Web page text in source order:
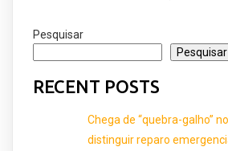
Pesquisar
Pesquisar
RECENT POSTS
Chega de “quebra-galho”
distinguir reparo